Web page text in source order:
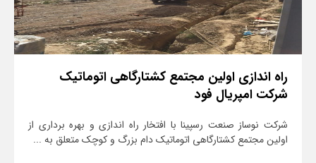
راه اندازی اولین مجتمع کشتارگاهی اتوماتیک
شرکت امپریال فود
شرکت نوساز صنعت رسپینا با افتخار راه اندازی و بهره برداری از
اولین مجتمع کشتارگاهی اتوماتیک دام بزرگ و کوچک متعلق به ...